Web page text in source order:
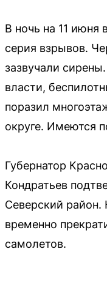
В ночь на 11 июня
серия взрывов.
зазвучали
власти,
поразил
округе. Имеются
Губернатор
Кондратьев
Северский район.
временно
самолетов.